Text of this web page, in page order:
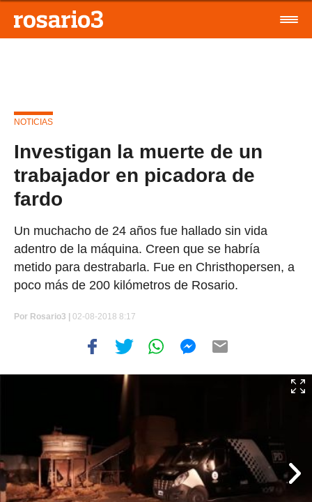
NOTICIAS
Investigan la muerte de un
trabajador en picadora de
fardo
Un muchacho de 24 años fue hallado sin vida
adentro de la máquina. Creen que se habría
metido para destrabarla. Fue en Christhopersen, a
poco más de 200 kilómetros de Rosario.
Por Rosario3 | 02-08-2018 8:17